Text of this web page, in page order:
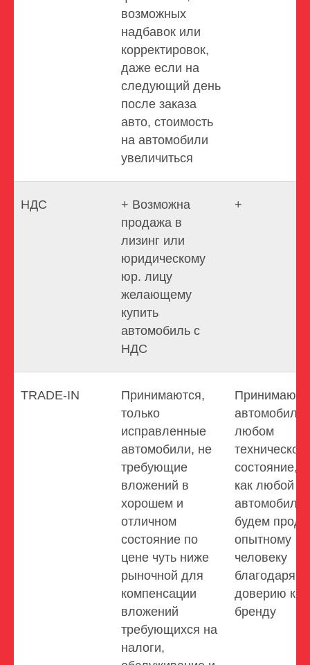
возможных
надбавок или
корректировок,
даже если на
следующий день
после заказа
авто, стоимость
на автомобили
увеличиться
НДС
+ Возможна
продажа в
лизинг или
юридическому
юр. лицу
желающему
купить
автомобиль с
НДС
+
TRADE-IN
Принимаются,
только
исправленные
автомобили, не
требующие
вложений в
хорошем и
отличном
состояние по
цене чуть ниже
рыночной для
компенсации
вложений
требующихся на
налоги,
автомобили
любом
техническом
состояние,
как любой
автомобиль
будем
опытному
человеку
благодаря
доверию к
бренду